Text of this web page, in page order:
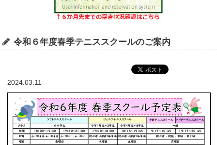
令和６年度春季テニススクールのご案内
2024.03.11